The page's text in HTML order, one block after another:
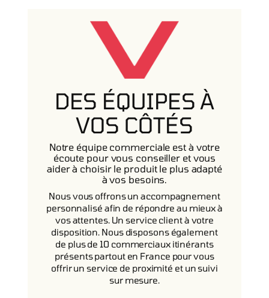
DES ÉQUIPES À
VOS CÔTÉS
Notre équipe commerciale est à votre
écoute pour vous conseiller et vous
aider à choisir le produit le plus adapté
à vos besoins.
Nous vous offrons un accompagnement
personnalisé afin de répondre au mieux à
vos attentes. Un service client à votre
disposition. Nous disposons également
de plus de 10 commerciaux itinérants
présents partout en France pour vous
offrir un service de proximité et un suivi
sur mesure.